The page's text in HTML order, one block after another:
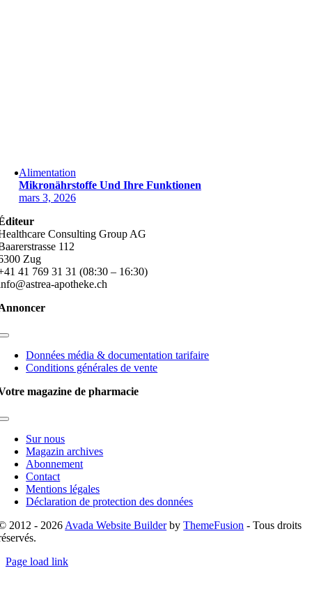
Alimentation
Mikronährstoffe Und Ihre Funktionen
mars 3, 2026
Consulting Group AG
112
Zug
41 769 31 31 (08:30 – 16:30)
apotheke.ch
Toggle
NavigationDonnées média & documentation tarifaire
Conditions générales de vente
magazine de pharmacie
Toggle
NavigationSur nous
Magazin archives
Abonnement
Contact
Mentions légales
Déclaration de protection des données
2012 - 2026 Avada Website BuilderbyThemeFusion - Tous droits
Page load link